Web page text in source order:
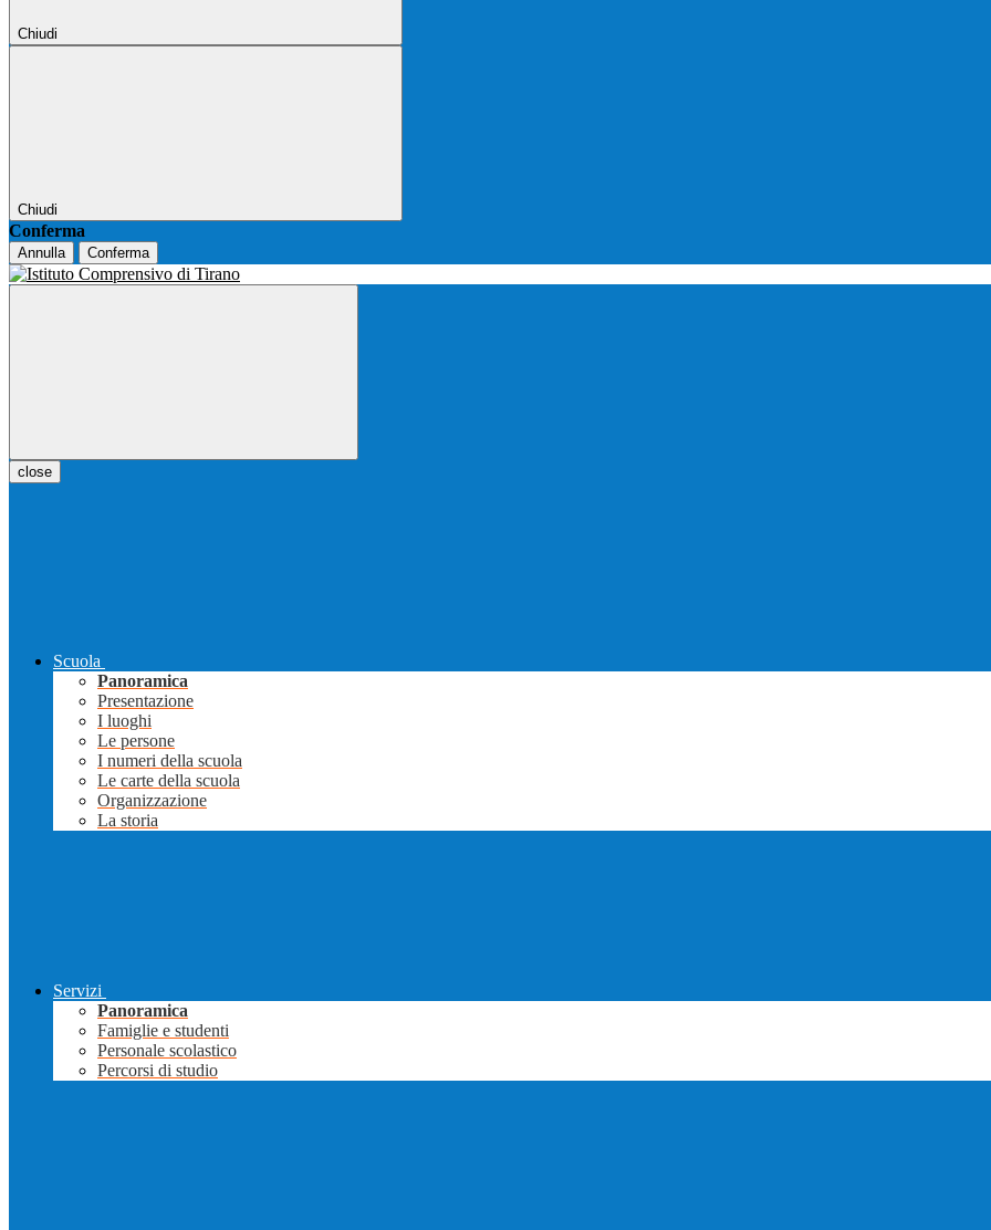
Chiudi
Chiudi
Conferma
Annulla Conferma
close
Scuola
Panoramica
Presentazione
I luoghi
Le persone
I numeri della scuola
Le carte della scuola
Organizzazione
La storia
Servizi
Panoramica
Famiglie e studenti
Personale scolastico
Percorsi di studio